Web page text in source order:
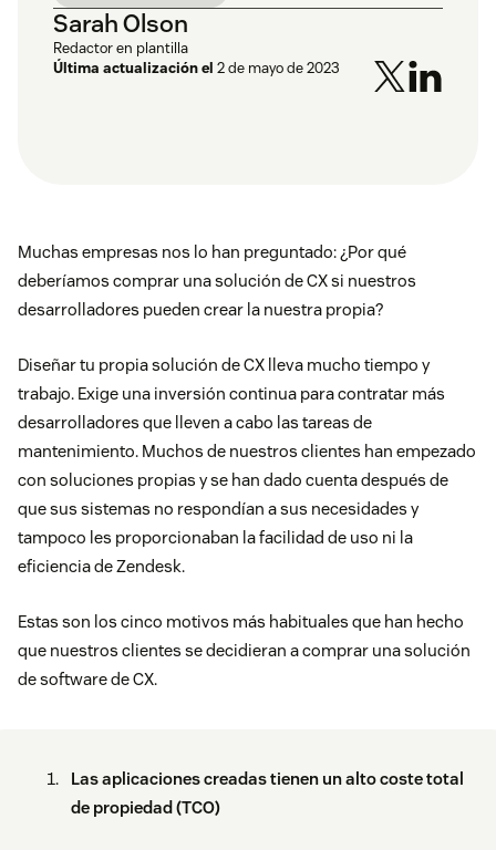
Sarah Olson
Redactor en plantilla
Última actualización el 2 de mayo de 2023
Muchas empresas nos lo han preguntado: ¿Por qué
deberíamos comprar una solución de CX si nuestros
desarrolladores pueden crear la nuestra propia?
Diseñar tu propia solución de CX lleva mucho tiempo y
trabajo. Exige una inversión continua para contratar más
desarrolladores que lleven a cabo las tareas de
mantenimiento. Muchos de nuestros clientes han empezado
con soluciones propias y se han dado cuenta después de
que sus sistemas no respondían a sus necesidades y
tampoco les proporcionaban la facilidad de uso ni la
eficiencia de Zendesk.
Estas son los cinco motivos más habituales que han hecho
que nuestros clientes se decidieran a comprar una solución
de software de CX.
Las aplicaciones creadas tienen un alto coste total
de propiedad (TCO)